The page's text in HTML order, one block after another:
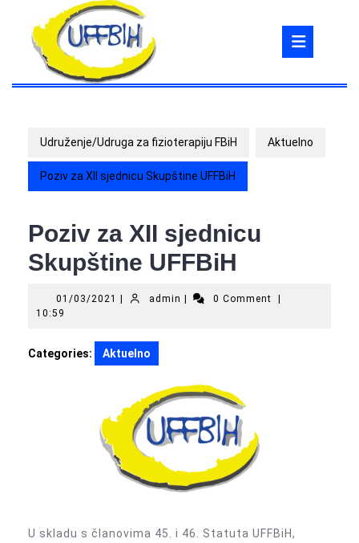
content
Udruženje/Udruga za fizioterapiju FBiH Aktuelno
Poziv za XII sjednicu Skupštine UFFBiH
Poziv za XII sjednicu
Skupštine UFFBiH
01/03/2021 01/03/2021
admin admin 0 Comment
10:59
Categories: Aktuelno
U skladu s članovima 45. i 46. Statuta UFFBiH,